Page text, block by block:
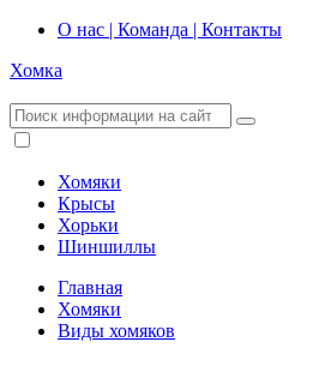
О нас | Команда | Контакты
Хомка
Хомяки
Крысы
Хорьки
Шиншиллы
Главная
Хомяки
Виды хомяков